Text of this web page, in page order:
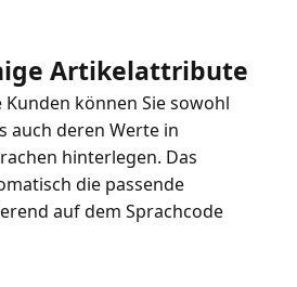
Artikelattribute
können Sie sowohl
auch deren Werte in
hinterlegen. Das
die passende
auf dem Sprachcode